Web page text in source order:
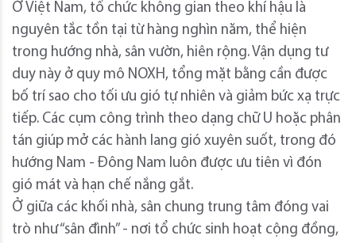
Ở Việt Nam, tổ chức không gian theo khí hậu là
nguyên tắc tồn tại từ hàng nghìn năm, thể hiện
trong hướng nhà, sân vườn, hiên rộng. Vận dụng tư
duy này ở quy mô NOXH, tổng mặt bằng cần được
bố trí sao cho tối ưu gió tự nhiên và giảm bức xạ trực
tiếp. Các cụm công trình theo dạng chữ U hoặc phân
tán giúp mở các hành lang gió xuyên suốt, trong đó
hướng Nam - Đông Nam luôn được ưu tiên vì đón
gió mát và hạn chế nắng gắt.
Ở giữa các khối nhà, sân chung trung tâm đóng vai
trò như “sân đình” - nơi tổ chức sinh hoạt cộng đồng,